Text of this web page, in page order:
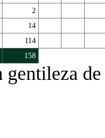
2
14
114
158